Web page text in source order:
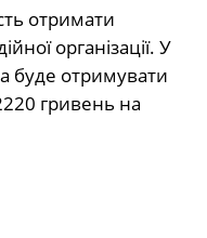
отримати
організації. У
буде отримувати
гривень на